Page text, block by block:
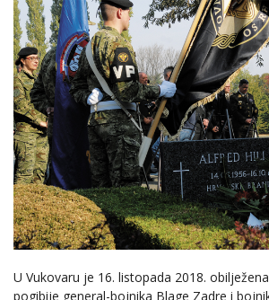
U Vukovaru je 16. listopada 2018.
pogibije general-bojnika Blage Zadre i